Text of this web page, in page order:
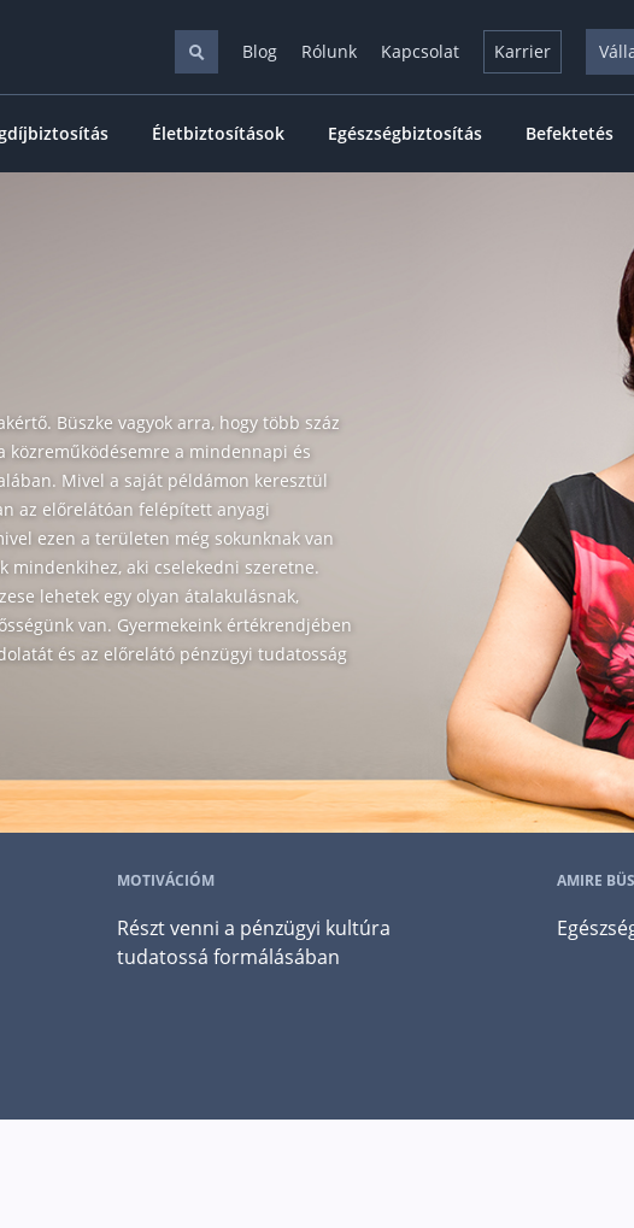
Blog Rólunk Kapcsolat Karrier
Életbiztosítások Egészségbiztosítás Befektetés
Büszke vagyok arra, hogy több száz
közreműködésemre a mindennapi és
Mivel a saját példámon keresztül
az előrelátóan felépített anyagi
ezen a területen még sokunknak van
mindenkihez, aki cselekedni szeretne.
lehetek egy olyan átalakulásnak,
van. Gyermekeink értékrendjében
és az előrelátó pénzügyi tudatosság
MOTIVÁCIÓM
Részt venni a pénzügyi kultúra
tudatossá formálásában
AMIRE